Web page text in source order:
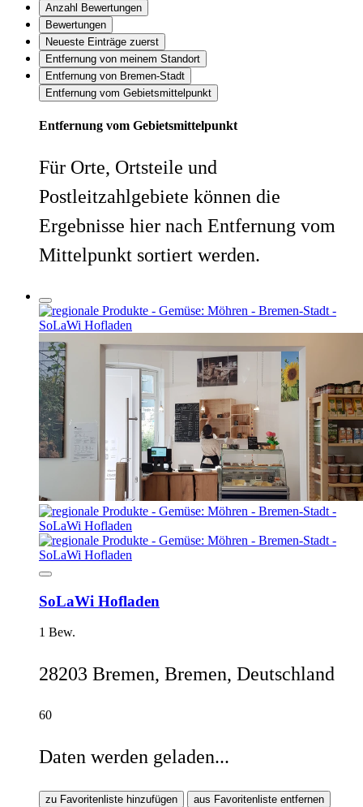
Anzahl Bewertungen
Bewertungen
Neueste Einträge zuerst
Entfernung von meinem Standort
Entfernung von Bremen-Stadt
Entfernung vom Gebietsmittelpunkt
Entfernung vom Gebietsmittelpunkt
Für Orte, Ortsteile und
Postleitzahlgebiete können die
Ergebnisse hier nach Entfernung vom
Mittelpunkt sortiert werden.
SoLaWi Hofladen
1 Bew.
28203 Bremen, Bremen, Deutschland
60
Daten werden geladen...
zu Favoritenliste hinzufügen aus Favoritenliste entfernen